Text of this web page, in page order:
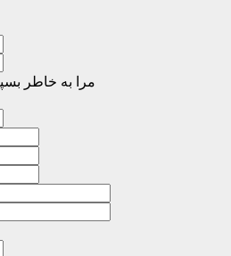
مرا به خاطر